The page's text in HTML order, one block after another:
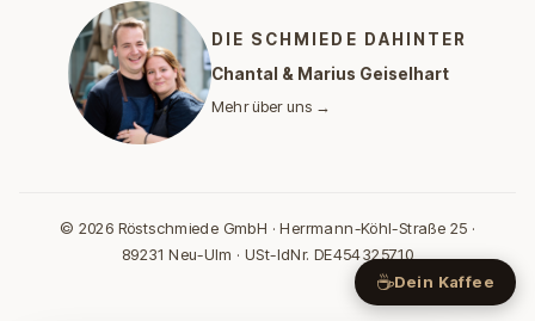
DIE SCHMIEDE DAHINTER
Chantal & Marius Geiselhart
Mehr über uns →
© 2026 Röstschmiede GmbH · Herrmann-Köhl-Straße 25 ·
89231 Neu-Ulm · USt-IdNr. DE454325710
☕Dein Kaffee